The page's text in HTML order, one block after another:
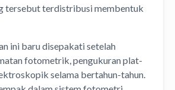
tersebut terdistribusi membentuk
ini baru disepakati setelah
fotometrik, pengukuran plat-
selama bertahun-tahun.